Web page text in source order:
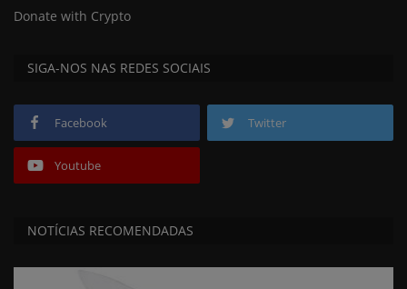
Donate with Crypto
SIGA-NOS NAS REDES SOCIAIS
Facebook Twitter
Youtube
NOTÍCIAS RECOMENDADAS